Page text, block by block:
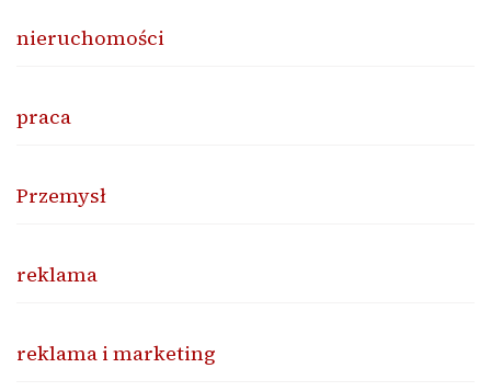
nieruchomości
praca
Przemysł
reklama
reklama i marketing